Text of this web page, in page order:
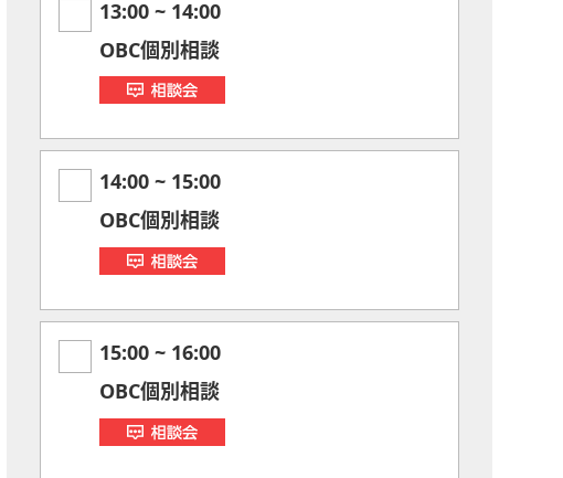
13:00 ~ 14:00
OBC個別相談
14:00 ~ 15:00
OBC個別相談
15:00 ~ 16:00
OBC個別相談